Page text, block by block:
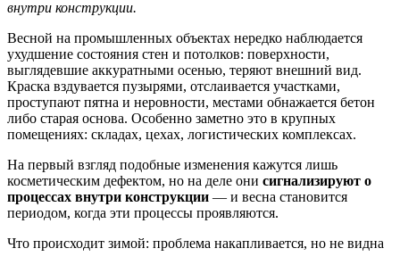
внутри конструкции.
Весной на промышленных объектах нередко наблюдается
ухудшение состояния стен и потолков: поверхности,
выглядевшие аккуратными осенью, теряют внешний вид.
Краска вздувается пузырями, отслаивается участками,
проступают пятна и неровности, местами обнажается бетон
либо старая основа. Особенно заметно это в крупных
помещениях: складах, цехах, логистических комплексах.
На первый взгляд подобные изменения кажутся лишь
косметическим дефектом, но на деле они сигнализируют о
процессах внутри конструкции — и весна становится
периодом, когда эти процессы проявляются.
Что происходит зимой: проблема накапливается, но не видна